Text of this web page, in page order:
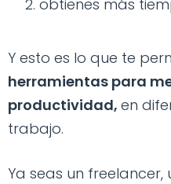
obtienes más
Y esto es lo que te
herramientas para
productividad, en
trabajo.
Ya seas un